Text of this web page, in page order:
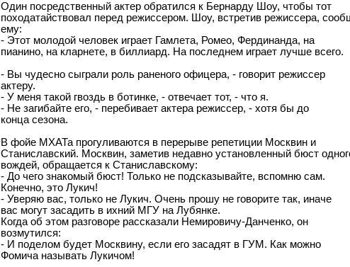
Один посредственный актер обратился к Бернарду Шоу, чтобы тот
походатайствовал перед режиссером. Шоу, встретив режиссера,
ему:
- Этот молодой человек играет Гамлета, Ромео, Фердинанда, на
пианино, на кларнете, в биллиард. На последнем играет лучше всего.
- Вы чудесно сыграли роль раненого офицера, - говорит режиссер
актеру.
- У меня такой гвоздь в ботинке, - отвечает тот, - что я.
- Не загибайте его, - перебивает актера режиссер, - хотя бы до
конца сезона.
В фойе МХАТа прогуливаются в перерыве репетиции Москвин и
Станиславский. Москвин, заметив недавно установленный бюст
вождей, обращается к Станиславскому:
- До чего знакомый бюст! Только не подсказывайте, вспомню сам.
Конечно, это Лукич!
- Уверяю вас, только не Лукич. Очень прошу не говорите так, иначе
вас могут засадить в ихний МГУ на Лубянке.
Когда об этом разговоре рассказали Немировичу-Данченко, он
возмутился:
- И поделом будет Москвину, если его засадят в ГУМ. Как можно
Фомича называть Лукичом!